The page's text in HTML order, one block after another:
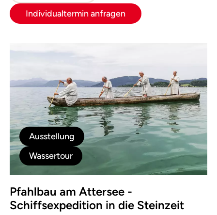
Individualtermin anfragen
Ausstellung
Wassertour
Pfahlbau am Attersee -
Schiffsexpedition in die Steinzeit